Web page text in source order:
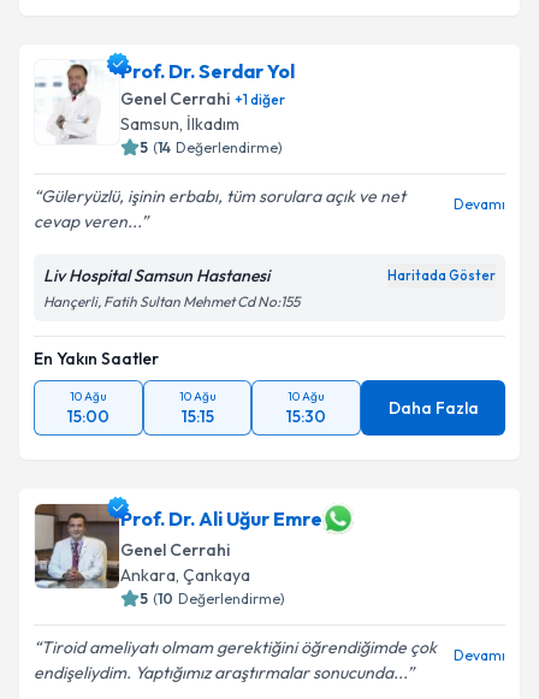
Prof. Dr. Serdar Yol
Genel Cerrahi +1diğer
Samsun, İlkadım
5 (14 Değerlendirme)
Güleryüzlü, işinin erbabı, tüm sorulara açık ve net
cevap veren...
Devamı
Liv Hospital Samsun Hastanesi Haritada Göster
Hançerli, Fatih Sultan Mehmet Cd No:155
En Yakın Saatler
10 Ağu
15:00
10 Ağu
15:15
10 Ağu
15:30 Daha Fazla
Prof. Dr. Ali Uğur Emre
Genel Cerrahi
Ankara, Çankaya
5 (10 Değerlendirme)
Tiroid ameliyatı olmam gerektiğini öğrendiğimde çok
endişeliydim. Yaptığımız araştırmalar sonucunda...
Devamı